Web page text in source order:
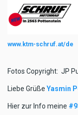
www.ktm-schruf.at/de
Fotos Copyright: JP
Liebe Grüße Yasmin
Hier zur Info meine